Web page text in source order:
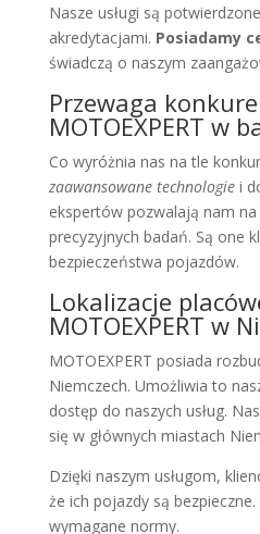
Nasze usługi są
akredytacjami. Posiadamy
świadczą o naszym
Przewaga
MOTOEXPERT w
Co wyróżnia nas na tle
zaawansowane technologiei
ekspertów pozwalają nam
precyzyjnych badań. Są one
bezpieczeństwa pojazdów.
Lokalizacje
MOTOEXPERT w
MOTOEXPERT posiada
Niemczech. Umożliwia to
dostęp do naszych usług.
się w głównych miastach
Dzięki naszym usługom,
że ich pojazdy są
wymagane normy.